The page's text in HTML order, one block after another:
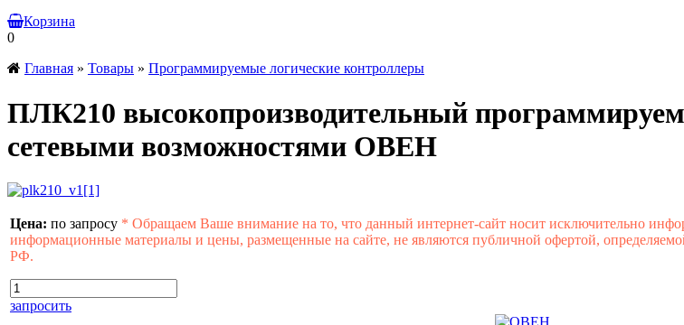
Корзина
0
Главная » Товары » Программируемые логические контроллеры
ПЛК210 высокопроизводительный
сетевыми возможностями ОВЕН
Цена: по запросу * Обращаем Ваше внимание на то, что данный интернет-сайт носит исключительно
информационные материалы и цены, размещенные на сайте, не являются публичной офертой,
РФ.
запросить